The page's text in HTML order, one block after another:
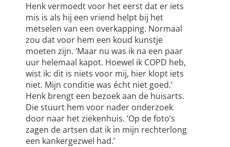
Henk vermoedt voor het eerst dat er iets
mis is als hij een vriend helpt bij het
metselen van een overkapping. Normaal
zou dat voor hem een koud kunstje
moeten zijn. ‘Maar nu was ik na een paar
uur helemaal kapot. Hoewel ik COPD heb,
wist ik: dit is niets voor mij, hier klopt iets
niet. Mijn conditie was écht niet goed.’
Henk brengt een bezoek aan de huisarts.
Die stuurt hem voor nader onderzoek
door naar het ziekenhuis. ‘Op de foto’s
zagen de artsen dat ik in mijn rechterlong
een kankergezwel had.’